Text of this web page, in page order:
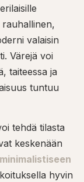
valaisin
Värejä voi
taiteessa ja
tuntuu
tehdä tilasta
keskenään
minimalistiseen
hyvin